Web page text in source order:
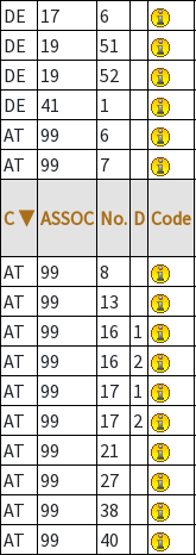
DE 17 6
DE
19 51
DE
19 52
DE
41 1
AT
99 6
AT
99 7
C ▼ ASSOC No. D Code
AT 99 8
AT
99 13
AT
99 16 1
AT
99 16 2
AT
99 17 1
AT
99 17 2
AT
99 21
AT
99 27
AT
99 38
AT
99 40